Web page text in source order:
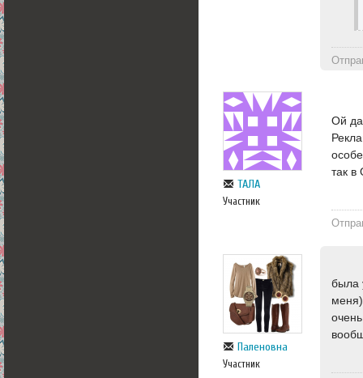
ТАЛА
Участник
Ой
так в
Паленовна
Участник
была